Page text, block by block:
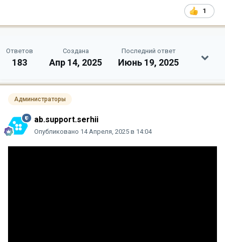
1
Ответов
183
Создана
Апр 14, 2025
Последний ответ
Июнь 19, 2025
Администраторы
ab.support.serhii
Опубликовано 14 Апреля, 2025 в 14:04